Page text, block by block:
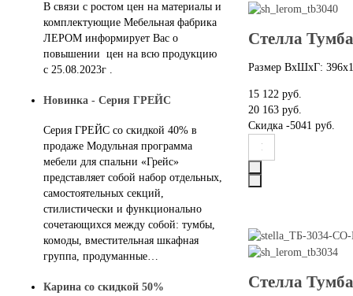
Стелла
Размер ВхШхГ:
15 122 руб.
20 163 руб.
Скидка -5041 руб.
Стелла
В связи с ростом цен на материалы и
комплектующие Мебельная фабрика
ЛЕРОМ информирует Вас о
повышении цен на всю продукцию
с 25.08.2023г .
Новинка - Серия ГРЕЙС
Серия ГРЕЙС со скидкой 40% в
продаже Модульная программа
мебели для спальни «Грейс»
представляет собой набор отдельных,
самостоятельных секций,
стилистически и функционально
сочетающихся между собой: тумбы,
комоды, вместительная шкафная
группа, продуманные…
Карина со скидкой 50%